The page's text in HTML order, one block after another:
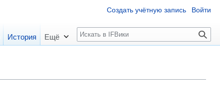
Создать учётную запись Войти
История Ещё
П
о
к